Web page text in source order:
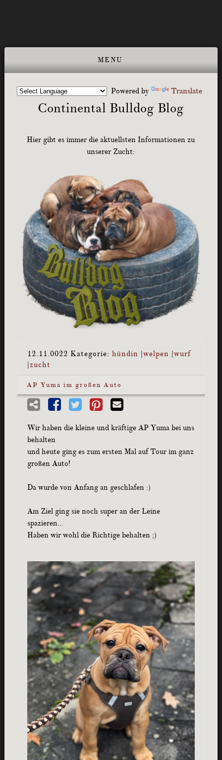
Powered by Translate
Continental Bulldog Blog
Hier gibt es immer die aktuellsten Informationen zu
unserer Zucht:
12.11.0022 Kategorie: hündin welpen wurf
zucht
AP Yuma im großen Auto
Wir haben die kleine und kräftige AP Yuma bei uns
behalten
und heute ging es zum ersten Mal auf Tour im ganz
großen Auto!
Da wurde von Anfang an geschlafen :)
Am Ziel ging sie noch super an der Leine
spazieren…
Haben wir wohl die Richtige behalten ;)